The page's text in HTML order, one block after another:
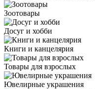
Зоотовары
Досуг и хобби
Книги и канцелярия
Товары для взрослых
Ювелирные украшения